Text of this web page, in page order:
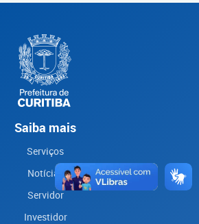
Saiba mais
Serviços
Notícias
Servidor
Investidor